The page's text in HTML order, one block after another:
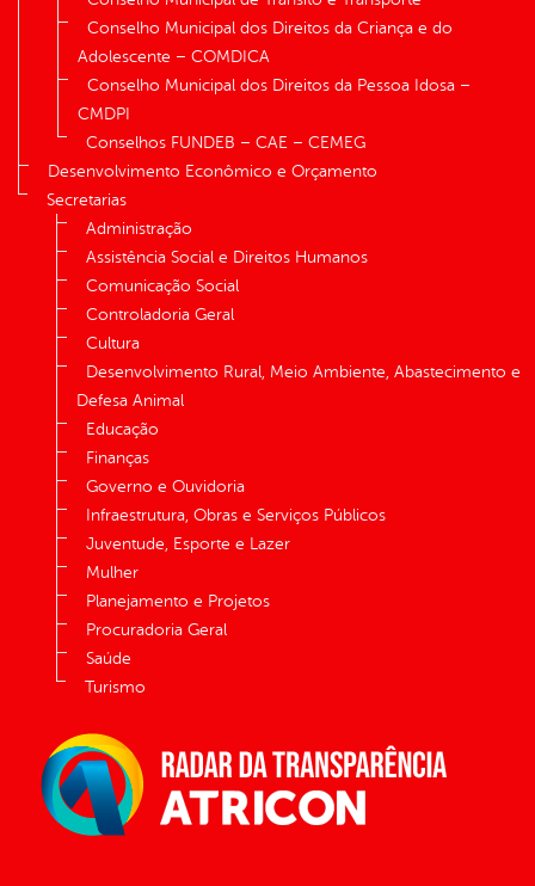
Conselho Municipal dos Direitos da Criança e do
Adolescente – COMDICA
Conselho Municipal dos Direitos da Pessoa Idosa –
CMDPI
Conselhos FUNDEB – CAE – CEMEG
Desenvolvimento Econômico e Orçamento
Secretarias
Administração
Assistência Social e Direitos Humanos
Comunicação Social
Controladoria Geral
Cultura
Desenvolvimento Rural, Meio Ambiente, Abastecimento e
Defesa Animal
Educação
Finanças
Governo e Ouvidoria
Infraestrutura, Obras e Serviços Públicos
Juventude, Esporte e Lazer
Mulher
Planejamento e Projetos
Procuradoria Geral
Saúde
Turismo